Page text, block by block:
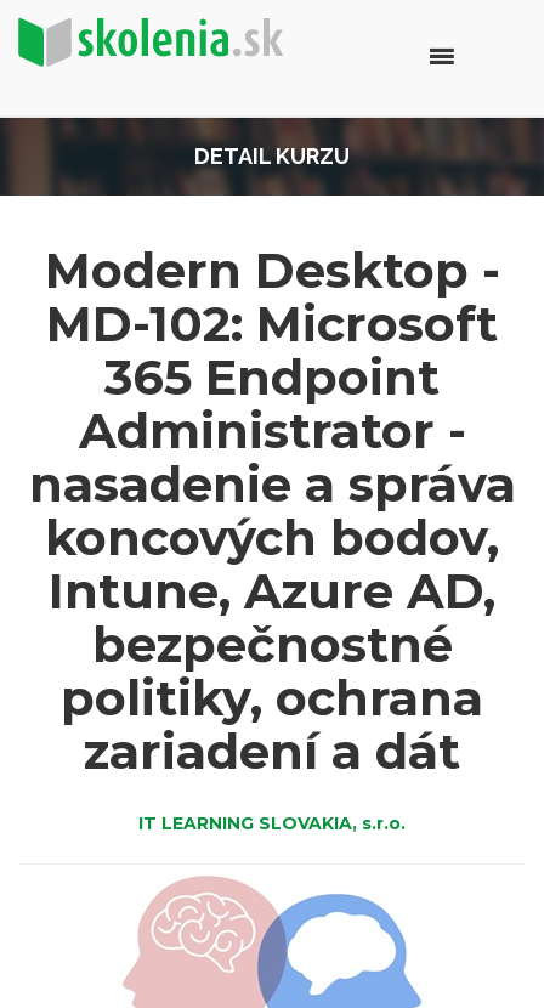
DETAIL KURZU
Modern Desktop -
MD-102: Microsoft
365 Endpoint
Administrator -
nasadenie a správa
koncových bodov,
Intune, Azure AD,
bezpečnostné
politiky, ochrana
zariadení a dát
IT LEARNING SLOVAKIA, s.r.o.